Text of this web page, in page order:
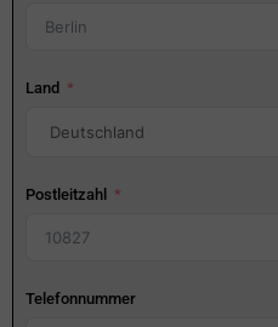
Land
Postleitzahl
Telefonnummer